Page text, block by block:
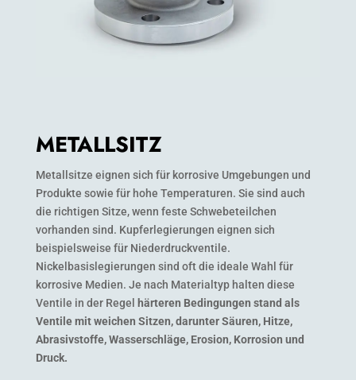
METALLSITZ
Metallsitze eignen sich für korrosive Umgebungen und
Produkte sowie für hohe Temperaturen. Sie sind auch
die richtigen Sitze, wenn feste Schwebeteilchen
vorhanden sind. Kupferlegierungen eignen sich
beispielsweise für Niederdruckventile.
Nickelbasislegierungen sind oft die ideale Wahl für
korrosive Medien. Je nach Materialtyp halten diese
Ventile in der Regel
härteren Bedingungen stand als
Ventile mit weichen Sitzen, darunter Säuren, Hitze,
Abrasivstoffe, Wasserschläge, Erosion, Korrosion und
Druck.